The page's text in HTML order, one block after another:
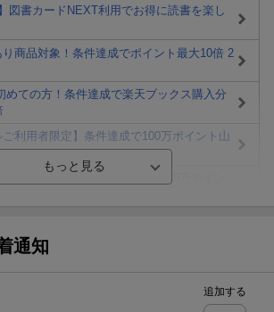
図書カードNEXT利用でお得に読書を楽し
商品対象！条件達成でポイント最大10倍 2
めての方！条件達成で楽天ブックス購入分
ご利用者限定】条件達成で100万ポイント山
介キャンペーンの拡散で300円OFFクーポン
通知
追加する